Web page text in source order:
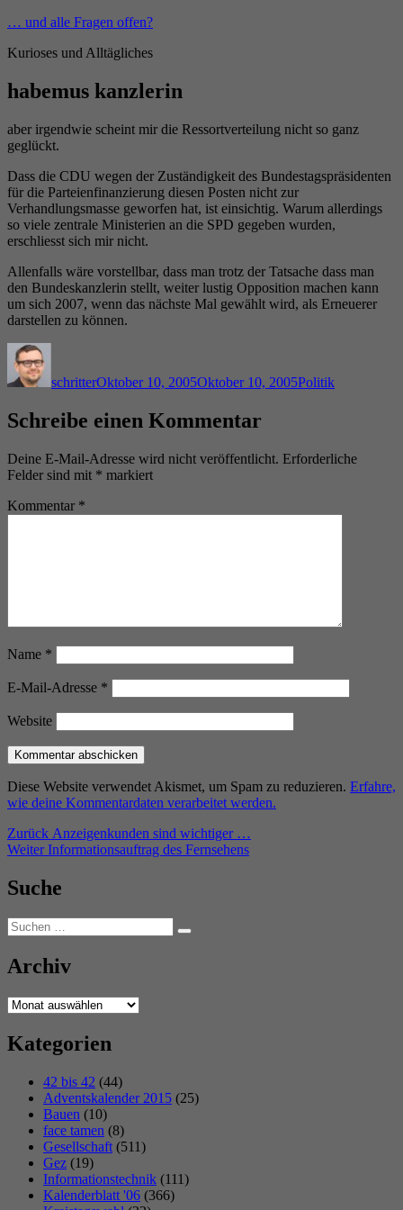
Zum
springen
… und alle Fragen offen?
Kurioses und Alltägliches
habemus kanzlerin
aber irgendwie scheint mir die Ressortverteilung nicht so ganz
geglückt.
Dass die CDU wegen der Zuständigkeit des Bundestagspräsidenten
für die Parteienfinanzierung diesen Posten nicht zur
Verhandlungsmasse geworfen hat, ist einsichtig. Warum allerdings
so viele zentrale Ministerien an die SPD gegeben wurden,
erschliesst sich mir nicht.
Allenfalls wäre vorstellbar, dass man trotz der Tatsache dass man
den Bundeskanzlerin stellt, weiter lustig Opposition machen kann
um sich 2007, wenn das nächste Mal gewählt wird, als Erneuerer
darstellen zu können.
schritterOktober 10, 2005Oktober 10, 2005Politik
Schreibe einen Kommentar
Deine E-Mail-Adresse wird nicht veröffentlicht. Erforderliche
Felder sind mit * markiert
Kommentar *
Name *
E-Mail-Adresse *
Website
Diese Website verwendet Akismet, um Spam zu reduzieren. Erfahre,
wie deine Kommentardaten verarbeitet werden.
Beitragsnavigation
Zurück Vorheriger
Beitrag:
Anzeigenkunden sind wichtiger …
Weiter Nächster
Informationsauftrag des Fernsehens
Suche
Suchen
nach:
Suchen
Archiv
Archiv
Kategorien
42 bis 42 (44)
Adventskalender 2015 (25)
Bauen (10)
face tamen (8)
Gesellschaft (511)
Gez (19)
Informationstechnik (111)
Kalenderblatt '06 (366)